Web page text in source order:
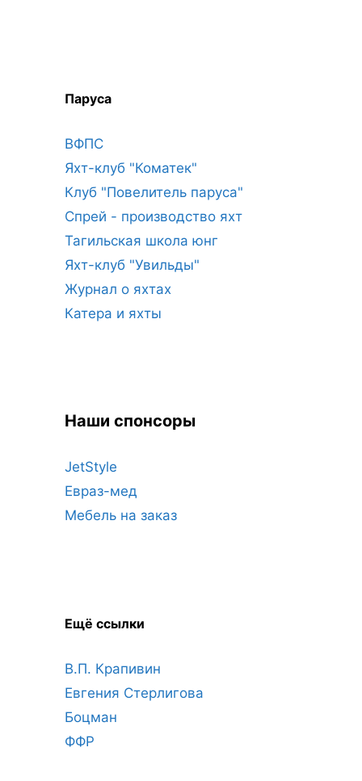
Паруса
ВФПС
Яхт-клуб "Коматек"
Клуб "Повелитель паруса"
Спрей - производство яхт
Тагильская школа юнг
Яхт-клуб "Увильды"
Журнал о яхтах
Катера и яхты
Наши спонсоры
JetStyle
Евраз-мед
Мебель на заказ
Ещё ссылки
В.П. Крапивин
Евгения Стерлигова
Боцман
ФФР